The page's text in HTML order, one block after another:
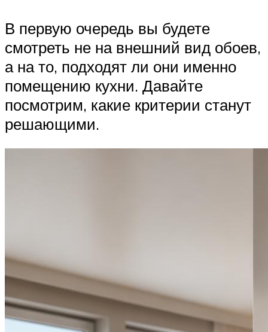
В первую очередь вы будете
смотреть не на внешний вид обоев,
а на то, подходят ли они именно
помещению кухни. Давайте
посмотрим, какие критерии станут
решающими.